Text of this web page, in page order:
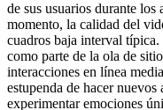
de sus usuarios durante los
momento, la calidad del
cuadros baja interval
como parte de la ola de
interacciones en línea
estupenda de hacer
experimentar emociones